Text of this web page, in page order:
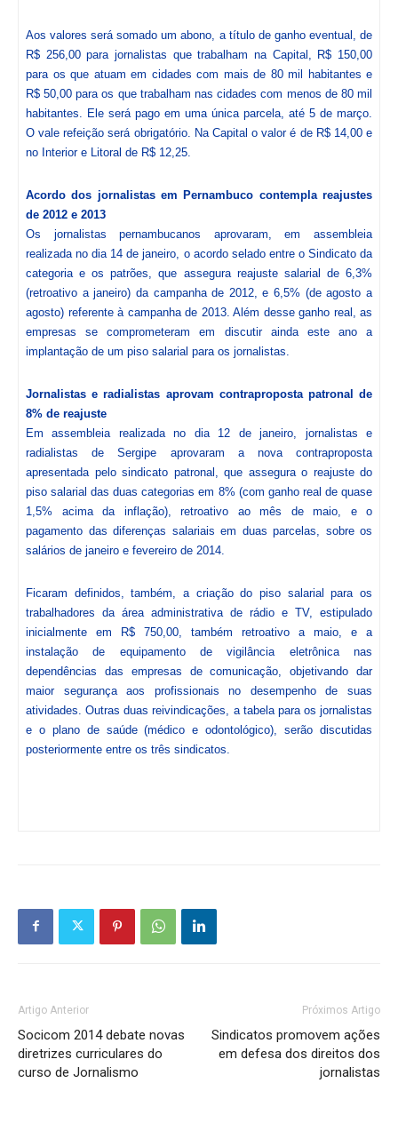
Aos valores será somado um abono, a título de ganho eventual, de
R$ 256,00 para jornalistas que trabalham na Capital, R$ 150,00
para os que atuam em cidades com mais de 80 mil habitantes e
R$ 50,00 para os que trabalham nas cidades com menos de 80 mil
habitantes. Ele será pago em uma única parcela, até 5 de março.
O vale refeição será obrigatório. Na Capital o valor é de R$ 14,00 e
no Interior e Litoral de R$ 12,25.
Acordo dos jornalistas em Pernambuco contempla reajustes
de 2012 e 2013
Os jornalistas pernambucanos aprovaram, em assembleia
realizada no dia 14 de janeiro, o acordo selado entre o Sindicato da
categoria e os patrões, que assegura reajuste salarial de 6,3%
(retroativo a janeiro) da campanha de 2012, e 6,5% (de agosto a
agosto) referente à campanha de 2013. Além desse ganho real, as
empresas se comprometeram em discutir ainda este ano a
implantação de um piso salarial para os jornalistas.
Jornalistas e radialistas aprovam contraproposta patronal de
8% de reajuste
Em assembleia realizada no dia 12 de janeiro, jornalistas e
radialistas de Sergipe aprovaram a nova contraproposta
apresentada pelo sindicato patronal, que assegura o reajuste do
piso salarial das duas categorias em 8% (com ganho real de quase
1,5% acima da inflação), retroativo ao mês de maio, e o
pagamento das diferenças salariais em duas parcelas, sobre os
salários de janeiro e fevereiro de 2014.
Ficaram definidos, também, a criação do piso salarial para os
trabalhadores da área administrativa de rádio e TV, estipulado
inicialmente em R$ 750,00, também retroativo a maio, e a
instalação de equipamento de vigilância eletrônica nas
dependências das empresas de comunicação, objetivando dar
maior segurança aos profissionais no desempenho de suas
atividades. Outras duas reivindicações, a tabela para os jornalistas
e o plano de saúde (médico e odontológico), serão discutidas
posteriormente entre os três sindicatos.
Artigo Anterior
Socicom 2014 debate novas
diretrizes curriculares do
curso de Jornalismo
Próximos Artigo
Sindicatos promovem ações
em defesa dos direitos dos
jornalistas